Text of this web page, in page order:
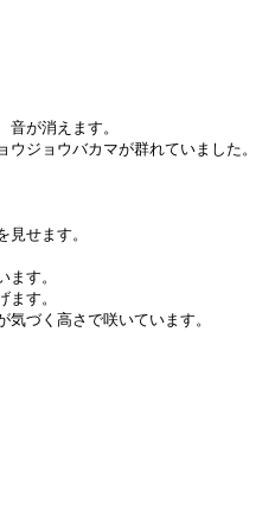
が消えます。
ジョウバカマが群れていました。
せます。
す。
す。
づく高さで咲いています。